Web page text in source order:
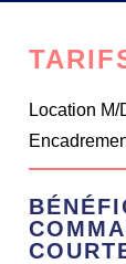
Location